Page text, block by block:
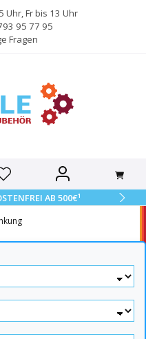
Uhr, Fr bis 13 Uhr
95 77 95
Fragen
AB 500€1